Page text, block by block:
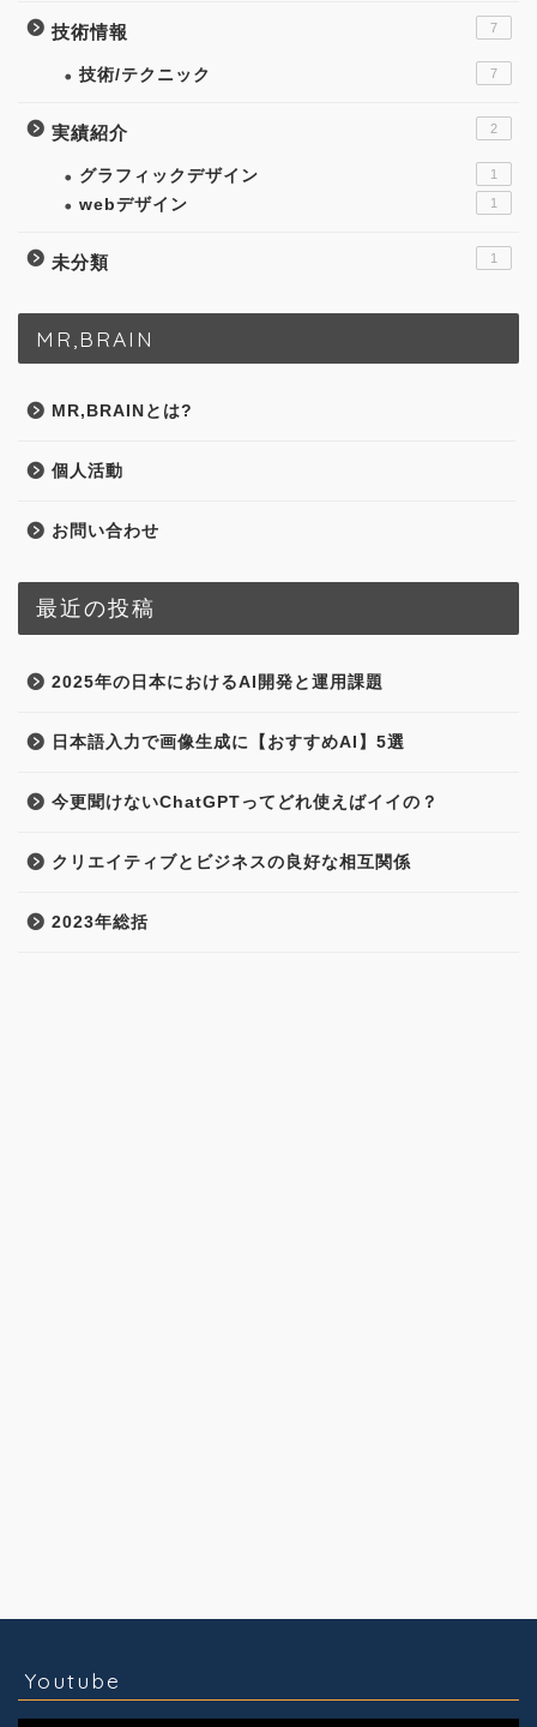
技術情報 7
技術/テクニック 7
実績紹介 2
グラフィックデザイン 1
webデザイン 1
未分類 1
MR,BRAIN
MR,BRAINとは?
個人活動
お問い合わせ
最近の投稿
2025年の日本におけるAI開発と運用課題
日本語入力で画像生成に【おすすめAI】5選
今更聞けないChatGPTってどれ使えばイイの？
クリエイティブとビジネスの良好な相互関係
2023年総括
Youtube